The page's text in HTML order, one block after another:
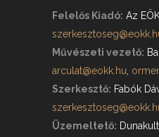
Felelős Kiadó: Az
Művészeti vezető:
arculat@eokk.hu
Szerkesztő: Fabók
Üzemeltető: